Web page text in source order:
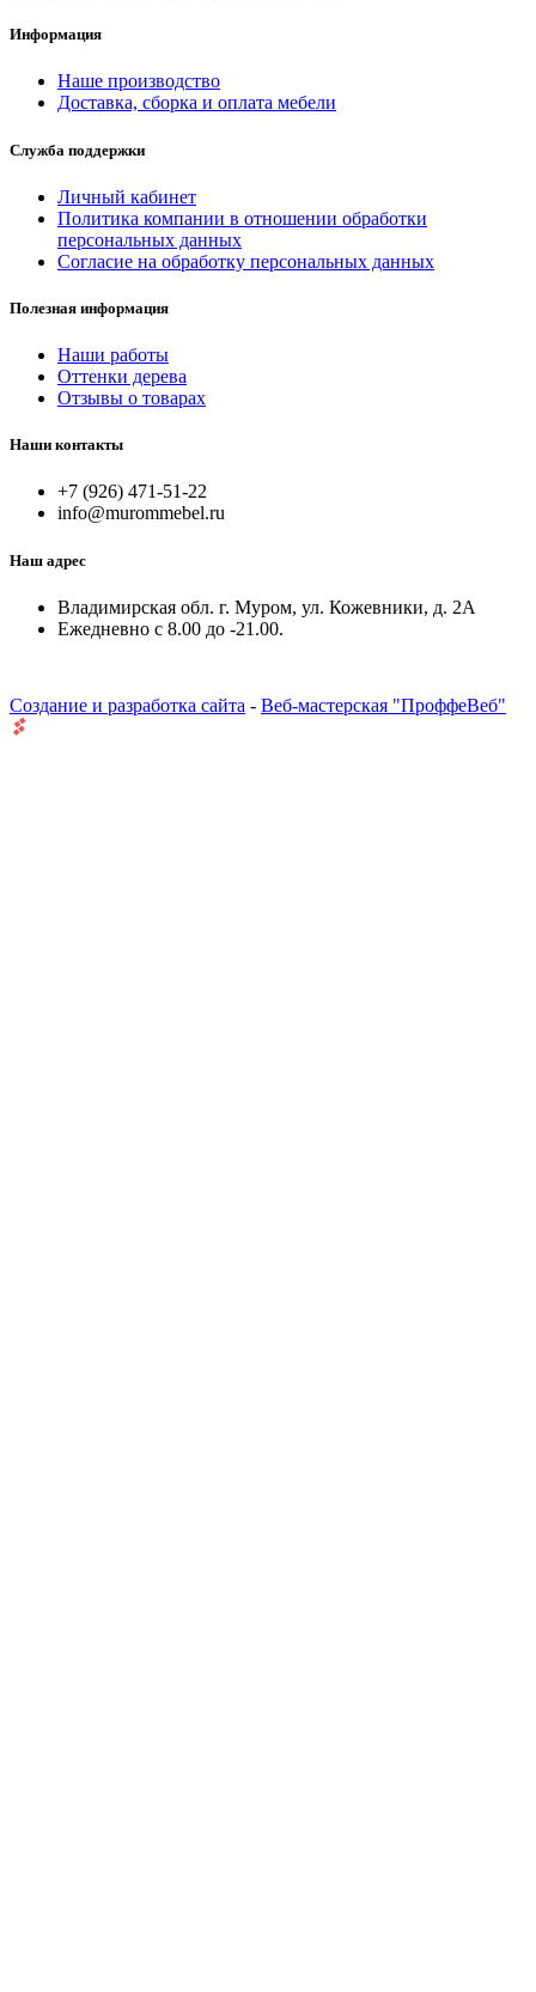
Информация
Наше производство
Доставка, сборка и оплата мебели
Служба поддержки
Личный кабинет
Политика компании в отношении обработки
персональных данных
Согласие на обработку персональных данных
Полезная информация
Наши работы
Оттенки дерева
Отзывы о товарах
Наши контакты
+7 (926) 471-51-22
info@murommebel.ru
Наш адрес
Владимирская обл. г. Муром, ул. Кожевники, д. 2А
Ежедневно с 8.00 до -21.00.
Создание и разработка сайта - Веб-мастерская "ПроффеВеб"